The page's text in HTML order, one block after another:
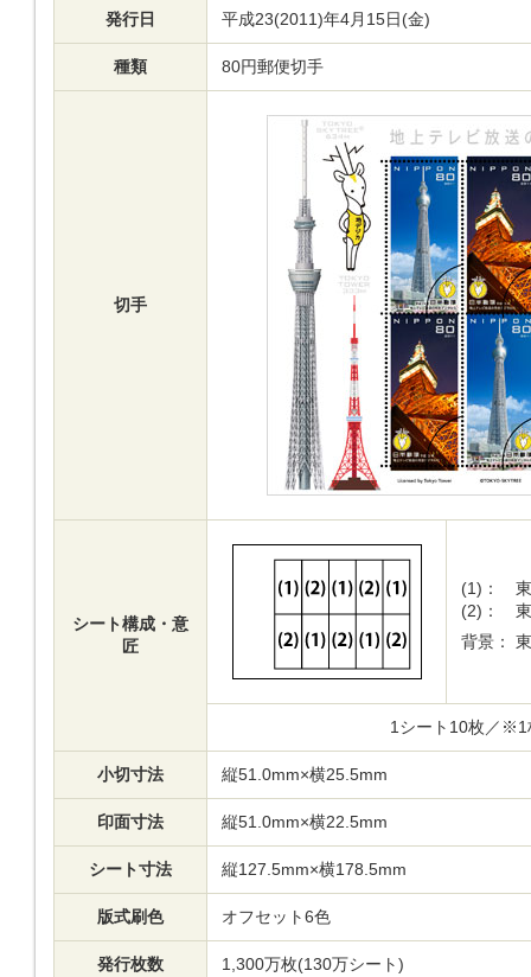
発行日 平成23(2011)年4月15日(金)
種類 80円郵便切手
切手
シート構成・意
匠
(1)：
(2)：
背景：
1シート10枚／※1
小切寸法 縦51.0mm×横25.5mm
印面寸法 縦51.0mm×横22.5mm
シート寸法 縦127.5mm×横178.5mm
版式刷色 オフセット6色
発行枚数 1,300万枚(130万シート)